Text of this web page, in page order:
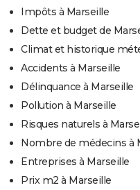
Impôts à Marseille
Dette et budget de
Climat et historique
Accidents à Marseille
Délinquance à Marseille
Pollution à Marseille
Risques naturels à
Nombre de médecins à
Entreprises à Marseille
Prix m2 à Marseille